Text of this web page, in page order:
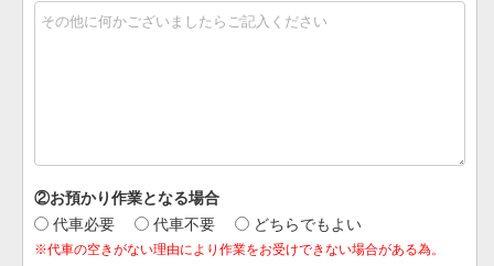
②お預かり作業となる場合
代車必要
代車不要 どちらでもよい
※代車の空きがない理由により作業をお受けできない場合がある為。